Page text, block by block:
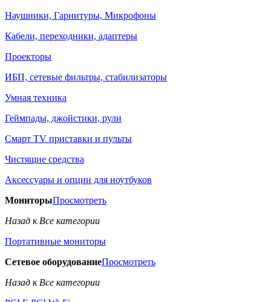
Наушники, Гарнитуры, Микрофоны
Кабели, переходники, адаптеры
Проекторы
ИБП, сетевые фильтры, стабилизаторы
Умная техника
Геймпады, джойстики, рули
Смарт TV приставки и пульты
Чистящие средства
Аксессуары и опции для ноутбуков
МониторыПросмотреть
Назад к Все категории
Портативные мониторы
Сетевое оборудованиеПросмотреть
Назад к Все категории